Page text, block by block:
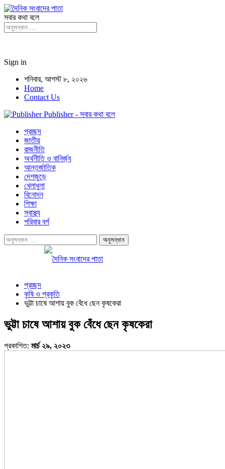
সবার কথা বলে
Sign in
শনিবার, আগস্ট ৮, ২০২৬
Home
Contact Us
Publisher - সবার কথা বলে
প্রচ্ছদ
জাতীয়
রাজনীতি
অর্থনীতি ও বানির্জ্য
আন্তর্জাতিক
দেশজুড়ে
খেলাধুলা
বিনোদন
শিক্ষা
স্বাস্থ্য
পরিবার বর্গ
প্রচ্ছদ
কৃষি ও প্রকৃতি
ভুট্টা চাষে আশায় বুক বেঁধে ছেন কৃষকেরা
ভুট্টা চাষে আশায় বুক বেঁধে ছেন কৃষকেরা
প্রকাশিত: মার্চ ২৯, ২০২৩